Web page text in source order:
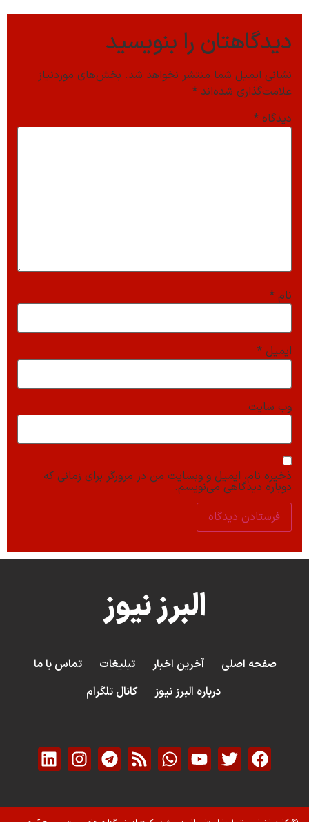
دیدگاهتان را بنویسید
نشانی ایمیل شما منتشر نخواهد شد. بخش‌های موردنیاز
علامت‌گذاری شده‌اند *
دیدگاه *
نام *
ایمیل *
وب‌ سایت
ذخیره نام، ایمیل و وبسایت من در مرورگر برای زمانی که
دوباره دیدگاهی می‌نویسم.
البرز نیوز
صفحه اصلی آخرین اخبار تبلیغات
تماس با ما
درباره البرز نیوز
کانال تلگرام